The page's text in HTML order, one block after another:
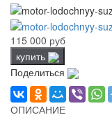
115 000 руб
купить
Поделиться
ОПИСАНИЕ